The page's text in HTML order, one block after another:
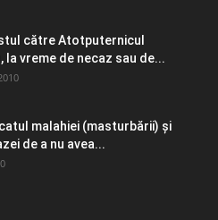
către Atotputernicul
la vreme de necaz sau de...
malahiei (masturbării) şi
de a nu avea...